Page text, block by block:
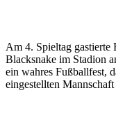
Am 4. Spieltag
Blacksnake im Stadion
ein wahres Fußballfest,
eingestellten